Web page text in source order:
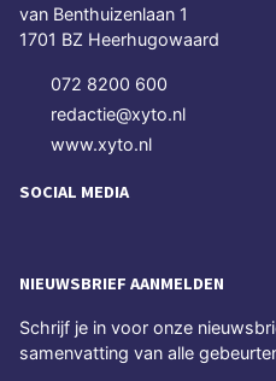
van Benthuizenlaan 1
1701 BZ Heerhugowaard
072 8200 600
redactie@xyto.nl
www.xyto.nl
SOCIAL MEDIA
NIEUWSBRIEF AANMELDEN
Schrijf je in voor onze
samenvatting van alle